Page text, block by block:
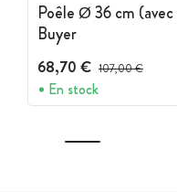
Poêle Ø 36 cm
Buyer
68,70 € Prix avant
107,00 €
En stock